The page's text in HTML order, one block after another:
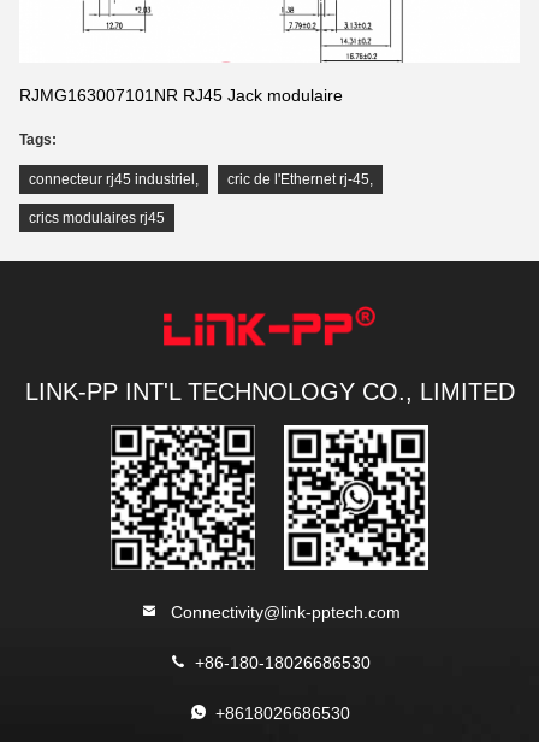
RJMG163007101NR RJ45 Jack modulaire
Tags:
connecteur rj45 industriel , cric de l'Ethernet rj-45,
crics modulaires rj45
LINK-PP INT'L TECHNOLOGY CO., LIMITED
Connectivity@link-pptech.com
+86-180-18026686530
+8618026686530